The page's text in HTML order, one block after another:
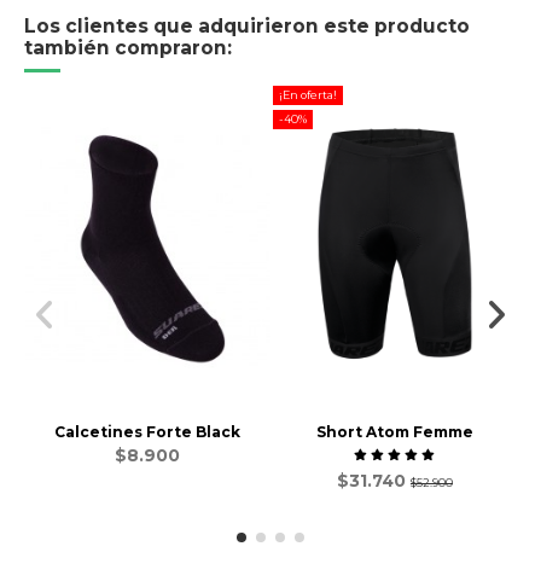
Los clientes que adquirieron este producto
también compraron:
Calcetines Forte Black
$8.900
¡En oferta!
-40%
Short Atom Femme
$31.740 $52.900